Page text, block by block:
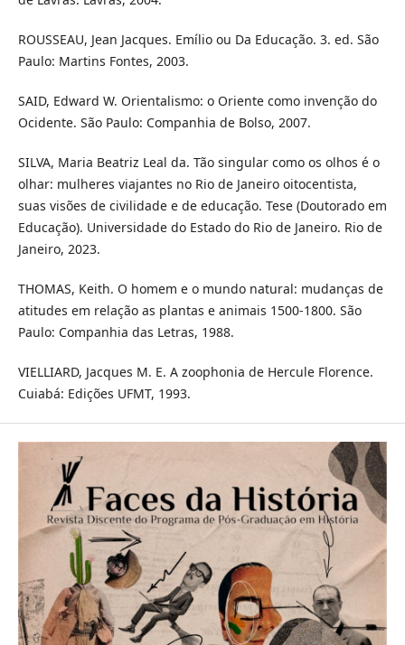
ROUSSEAU, Jean Jacques. Emílio ou Da Educação. 3. ed. São
Paulo: Martins Fontes, 2003.
SAID, Edward W. Orientalismo: o Oriente como invenção do
Ocidente. São Paulo: Companhia de Bolso, 2007.
SILVA, Maria Beatriz Leal da. Tão singular como os olhos é o
olhar: mulheres viajantes no Rio de Janeiro oitocentista,
suas visões de civilidade e de educação. Tese (Doutorado em
Educação). Universidade do Estado do Rio de Janeiro. Rio de
Janeiro, 2023.
THOMAS, Keith. O homem e o mundo natural: mudanças de
atitudes em relação as plantas e animais 1500-1800. São
Paulo: Companhia das Letras, 1988.
VIELLIARD, Jacques M. E. A zoophonia de Hercule Florence.
Cuiabá: Edições UFMT, 1993.